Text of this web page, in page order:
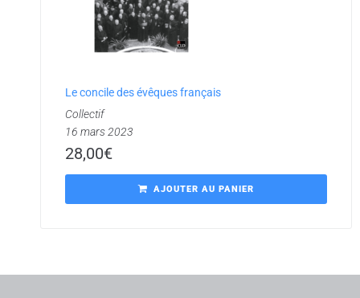
Le concile des évêques français
Collectif
16 mars 2023
28,00€
AJOUTER AU PANIER